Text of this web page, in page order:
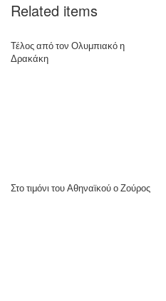
Related items
Τέλος από τον Ολυμπιακό η
Δρακάκη
Στο τιμόνι του Αθηναϊκού ο Ζούρος